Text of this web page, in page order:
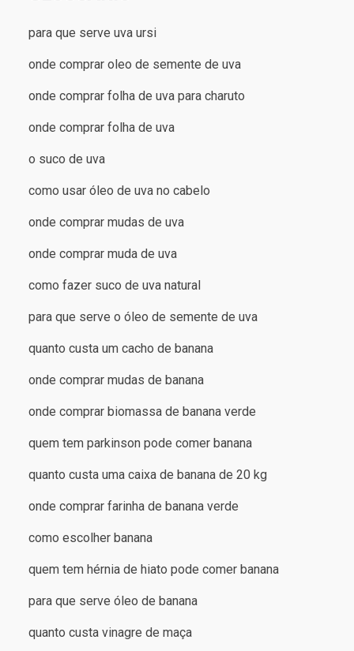
para que serve uva ursi
onde comprar oleo de semente de uva
onde comprar folha de uva para charuto
onde comprar folha de uva
o suco de uva
como usar óleo de uva no cabelo
onde comprar mudas de uva
onde comprar muda de uva
como fazer suco de uva natural
para que serve o óleo de semente de uva
quanto custa um cacho de banana
onde comprar mudas de banana
onde comprar biomassa de banana verde
quem tem parkinson pode comer banana
quanto custa uma caixa de banana de 20 kg
onde comprar farinha de banana verde
como escolher banana
quem tem hérnia de hiato pode comer banana
para que serve óleo de banana
quanto custa vinagre de maça